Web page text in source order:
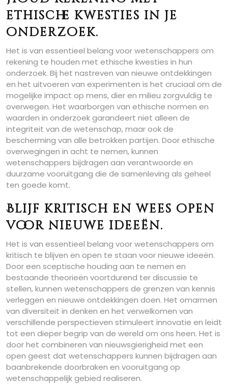
ethische kwesties in je
onderzoek.
Het is van essentieel belang voor wetenschappers om
rekening te houden met ethische kwesties in hun
onderzoek. Bij het nastreven van nieuwe ontdekkingen
en het uitvoeren van experimenten is het cruciaal om de
mogelijke impact op mens, dier en milieu zorgvuldig te
overwegen. Het waarborgen van ethische normen en
waarden in onderzoek garandeert niet alleen de
integriteit van de wetenschap, maar ook de
bescherming van alle betrokken partijen. Door ethische
overwegingen in acht te nemen, kunnen
wetenschappers bijdragen aan verantwoorde en
duurzame vooruitgang die de samenleving als geheel
ten goede komt.
Blijf kritisch en wees open
voor nieuwe ideeën.
Het is van essentieel belang voor wetenschappers om
kritisch te blijven en open te staan voor nieuwe ideeën.
Door een sceptische houding aan te nemen en
bestaande theorieën voortdurend ter discussie te
stellen, kunnen wetenschappers de grenzen van kennis
verleggen en nieuwe ontdekkingen doen. Het omarmen
van diversiteit in denken en het verwelkomen van
verschillende perspectieven stimuleert innovatie en leidt
tot een dieper begrip van de wereld om ons heen. Het is
door het combineren van nieuwsgierigheid met een
open geest dat wetenschappers kunnen bijdragen aan
baanbrekende doorbraken en vooruitgang op
wetenschappelijk gebied realiseren.